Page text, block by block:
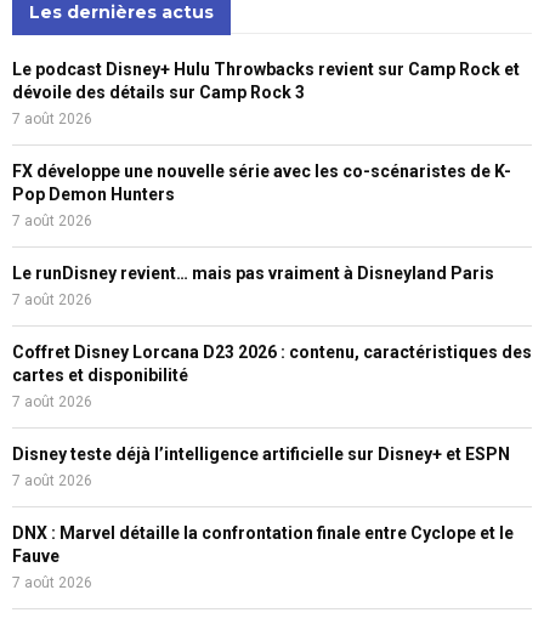
Les dernières actus
Le podcast Disney+ Hulu Throwbacks revient sur Camp Rock et
dévoile des détails sur Camp Rock 3
7 août 2026
FX développe une nouvelle série avec les co-scénaristes de K-
Pop Demon Hunters
7 août 2026
Le runDisney revient… mais pas vraiment à Disneyland Paris
7 août 2026
Coffret Disney Lorcana D23 2026 : contenu, caractéristiques des
cartes et disponibilité
7 août 2026
Disney teste déjà l’intelligence artificielle sur Disney+ et ESPN
7 août 2026
DNX : Marvel détaille la confrontation finale entre Cyclope et le
Fauve
7 août 2026